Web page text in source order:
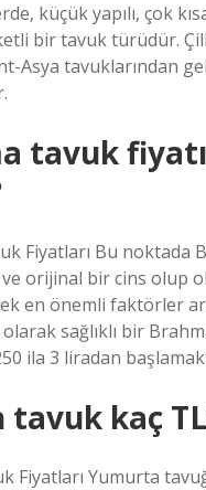
küçük yapılı, çok
bir tavuk türüdür.
Asya tavuklarından
tavuk
Fiyatları Bu noktada
orijinal bir cins olup
en önemli faktörler
sağlıklı bir
ila 3 liradan
tavuk kaç
Fiyatları Yumurta